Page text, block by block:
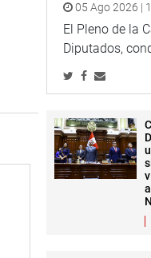
05 Ago 2026 |
El Pleno de la
Diputados,